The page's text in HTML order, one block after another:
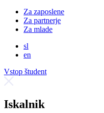
Za zaposlene
Za partnerje
Za mlade
sl
en
Vstop študent
Iskalnik